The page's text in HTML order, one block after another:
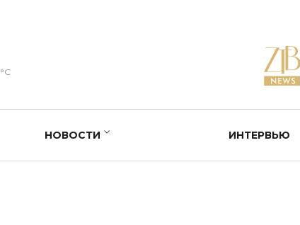
°C
НОВОСТИ ИНТЕРВЬЮ